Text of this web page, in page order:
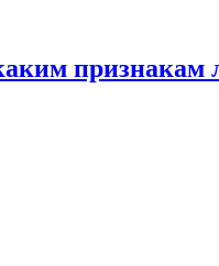
признакам